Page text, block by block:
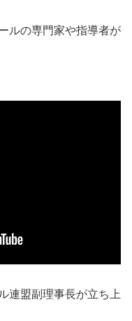
ルの専門家や指導者が
連盟副理事長が立ち上